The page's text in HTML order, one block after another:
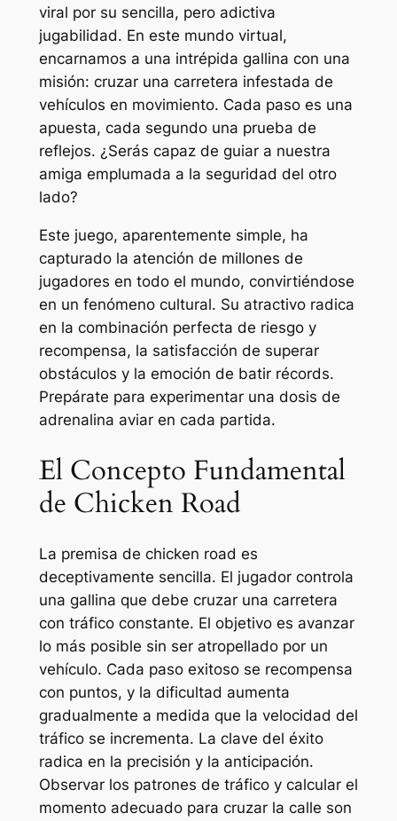
viral por su sencilla, pero adictiva
jugabilidad. En este mundo virtual,
encarnamos a una intrépida gallina con una
misión: cruzar una carretera infestada de
vehículos en movimiento. Cada paso es una
apuesta, cada segundo una prueba de
reflejos. ¿Serás capaz de guiar a nuestra
amiga emplumada a la seguridad del otro
lado?
Este juego, aparentemente simple, ha
capturado la atención de millones de
jugadores en todo el mundo, convirtiéndose
en un fenómeno cultural. Su atractivo radica
en la combinación perfecta de riesgo y
recompensa, la satisfacción de superar
obstáculos y la emoción de batir récords.
Prepárate para experimentar una dosis de
adrenalina aviar en cada partida.
El Concepto Fundamental
de Chicken Road
La premisa de chicken road es
deceptivamente sencilla. El jugador controla
una gallina que debe cruzar una carretera
con tráfico constante. El objetivo es avanzar
lo más posible sin ser atropellado por un
vehículo. Cada paso exitoso se recompensa
con puntos, y la dificultad aumenta
gradualmente a medida que la velocidad del
tráfico se incrementa. La clave del éxito
radica en la precisión y la anticipación.
Observar los patrones de tráfico y calcular el
momento adecuado para cruzar la calle son